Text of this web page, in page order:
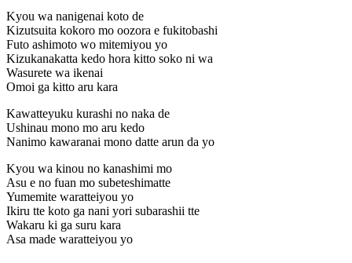
Kyou wa nanigenai koto de
Kizutsuita kokoro mo oozora e fukitobashi
Futo ashimoto wo mitemiyou yo
Kizukanakatta kedo hora kitto soko ni wa
Wasurete wa ikenai
Omoi ga kitto aru kara
Kawatteyuku kurashi no naka de
Ushinau mono mo aru kedo
Nanimo kawaranai mono datte arun da yo
Kyou wa kinou no kanashimi mo
Asu e no fuan mo subeteshimatte
Yumemite waratteiyou yo
Ikiru tte koto ga nani yori subarashii tte
Wakaru ki ga suru kara
Asa made waratteiyou yo